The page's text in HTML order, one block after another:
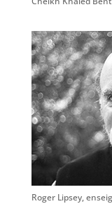
Roger Lipsey,